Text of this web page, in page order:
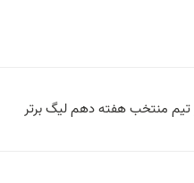
تیم منتخب هفته دهم لیگ برتر